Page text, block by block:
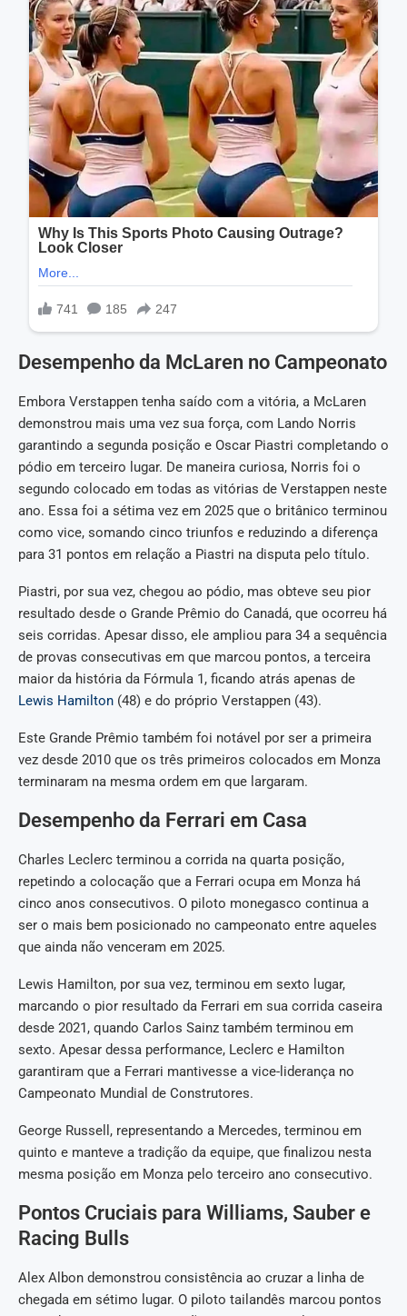
Desempenho da McLaren no Campeonato
Embora Verstappen tenha saído com a vitória, a McLaren
demonstrou mais uma vez sua força, com Lando Norris
garantindo a segunda posição e Oscar Piastri completando o
pódio em terceiro lugar. De maneira curiosa, Norris foi o
segundo colocado em todas as vitórias de Verstappen neste
ano. Essa foi a sétima vez em 2025 que o britânico terminou
como vice, somando cinco triunfos e reduzindo a diferença
para 31 pontos em relação a Piastri na disputa pelo título.
Piastri, por sua vez, chegou ao pódio, mas obteve seu pior
resultado desde o Grande Prêmio do Canadá, que ocorreu há
seis corridas. Apesar disso, ele ampliou para 34 a sequência
de provas consecutivas em que marcou pontos, a terceira
maior da história da Fórmula 1, ficando atrás apenas de
Lewis Hamilton (48) e do próprio Verstappen (43).
Este Grande Prêmio também foi notável por ser a primeira
vez desde 2010 que os três primeiros colocados em Monza
terminaram na mesma ordem em que largaram.
Desempenho da Ferrari em Casa
Charles Leclerc terminou a corrida na quarta posição,
repetindo a colocação que a Ferrari ocupa em Monza há
cinco anos consecutivos. O piloto monegasco continua a
ser o mais bem posicionado no campeonato entre aqueles
que ainda não venceram em 2025.
Lewis Hamilton, por sua vez, terminou em sexto lugar,
marcando o pior resultado da Ferrari em sua corrida caseira
desde 2021, quando Carlos Sainz também terminou em
sexto. Apesar dessa performance, Leclerc e Hamilton
garantiram que a Ferrari mantivesse a vice-liderança no
Campeonato Mundial de Construtores.
George Russell, representando a Mercedes, terminou em
quinto e manteve a tradição da equipe, que finalizou nesta
mesma posição em Monza pelo terceiro ano consecutivo.
Pontos Cruciais para Williams, Sauber e
Racing Bulls
Alex Albon demonstrou consistência ao cruzar a linha de
chegada em sétimo lugar. O piloto tailandês marcou pontos